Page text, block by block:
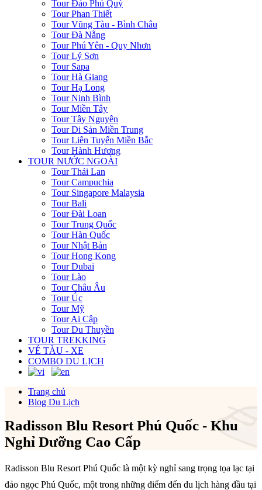
Tour Đảo Phú Quý
Tour Phan Thiết
Tour Vũng Tàu - Bình Châu
Tour Đà Nẵng
Tour Phú Yên - Quy Nhơn
Tour Lý Sơn
Tour Sapa
Tour Hà Giang
Tour Hạ Long
Tour Ninh Bình
Tour Miền Tây
Tour Tây Nguyên
Tour Di Sản Miền Trung
Tour Liên Tuyến Miền Bắc
Tour Hành Hương
TOUR NƯỚC NGOÀI
Tour Thái Lan
Tour Campuchia
Tour Singapore Malaysia
Tour Bali
Tour Đài Loan
Tour Trung Quốc
Tour Hàn Quốc
Tour Nhật Bản
Tour Hong Kong
Tour Dubai
Tour Lào
Tour Châu Âu
Tour Úc
Tour Mỹ
Tour Ai Cập
Tour Du Thuyền
TOUR TREKKING
VÉ TÀU - XE
COMBO DU LỊCH
Trang chủ
Blog Du Lịch
Radisson Blu Resort Phú Quốc - Khu
Nghỉ Dưỡng Cao Cấp
Radisson Blu Resort Phú Quốc là một kỳ nghỉ sang trọng tọa lạc tại
đảo ngọc Phú Quốc, một trong những điểm đến du lịch hàng đầu tại